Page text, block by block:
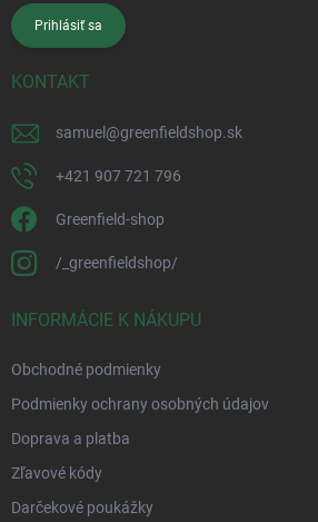
Prihlásiť sa
KONTAKT
samuel @greenfieldshop.sk
+421 907 721 796
Greenfield-shop
/_greenfieldshop/
INFORMÁCIE K NÁKUPU
Obchodné podmienky
Podmienky ochrany osobných údajov
Doprava a platba
Zľavové kódy
Darčekové poukážky